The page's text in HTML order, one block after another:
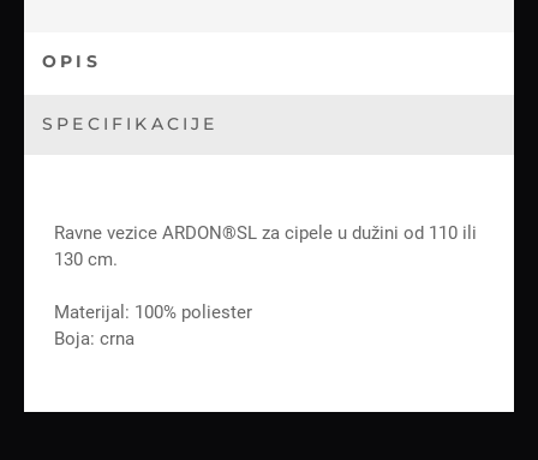
OPIS
SPECIFIKACIJE
Ravne vezice ARDON®SL za cipele u dužini od 110 ili
130 cm.
Materijal: 100% poliester
Boja: crna